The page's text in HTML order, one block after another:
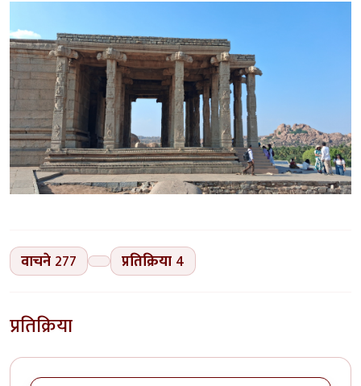
वाचने 277 प्रतिक्रिया 4
प्रतिक्रिया